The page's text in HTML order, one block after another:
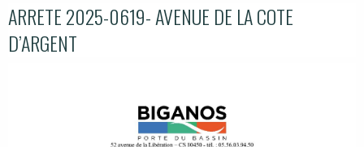
ARRETE 2025-0619- AVENUE DE LA COTE
D’ARGENT